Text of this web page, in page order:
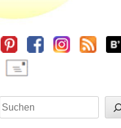
Sidebar
Suchen